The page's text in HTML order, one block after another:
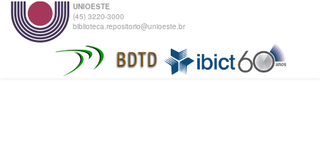
UNIOESTE
(45) 3220-3000
biblioteca.repositorio@unioeste.br